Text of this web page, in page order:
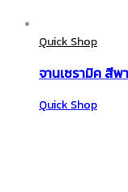
Quick Shop
จานเซรามิค สีพ
Quick Shop